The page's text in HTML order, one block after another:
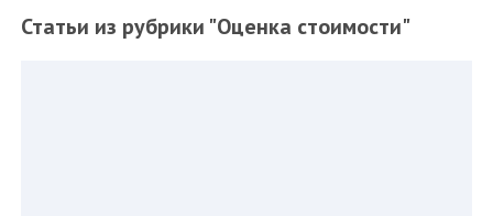
Статьи из рубрики "Оценка стоимости"